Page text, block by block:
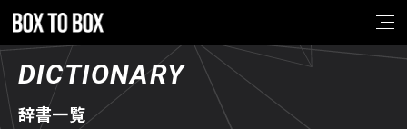
DICTIONARY
辞書一覧